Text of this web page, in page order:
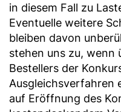
in diesem Fall zu
Eventuelle weitere
bleiben davon
stehen uns zu, wenn
Bestellers der
Ausgleichsverfahren
auf Eröffnung des